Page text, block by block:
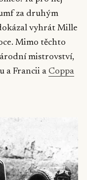
za druhým
vyhrát Mille
Mimo těchto
mistrovství,
a Francii a Coppa